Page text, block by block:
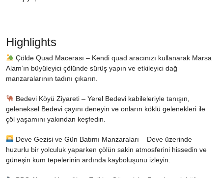
Highlights
Çölde Quad Macerası – Kendi quad aracınızı kullanarak Marsa
Alam’ın büyüleyici çölünde sürüş yapın ve etkileyici dağ
manzaralarının tadını çıkarın.
Bedevi Köyü Ziyareti – Yerel Bedevi kabileleriyle tanışın,
geleneksel Bedevi çayını deneyin ve onların köklü gelenekleri ile
çöl yaşamını yakından keşfedin.
Deve Gezisi ve Gün Batımı Manzaraları – Deve üzerinde
huzurlu bir yolculuk yaparken çölün sakin atmosferini hissedin ve
güneşin kum tepelerinin ardında kayboluşunu izleyin.